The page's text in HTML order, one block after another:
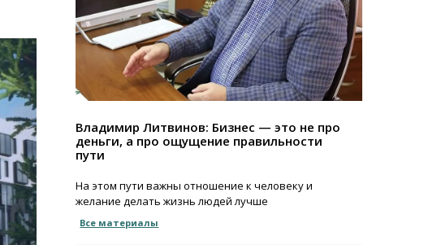
Владимир Литвинов: Бизнес — это не про
деньги, а про ощущение правильности
пути
На этом пути важны отношение к человеку и
желание делать жизнь людей лучше
Все материалы